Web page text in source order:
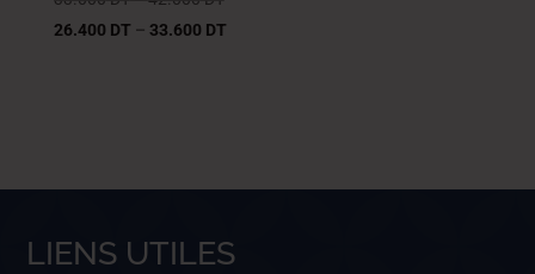
26.400 DT – 33.600 DT
LIENS UTILES